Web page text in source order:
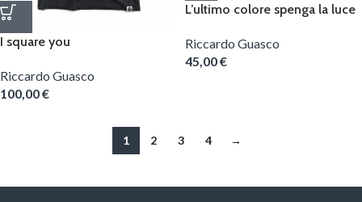
I square you
Riccardo Guasco
100,00€
L’ultimo colore spenga la luce
Riccardo Guasco
45,00€
1 2 3 4 →